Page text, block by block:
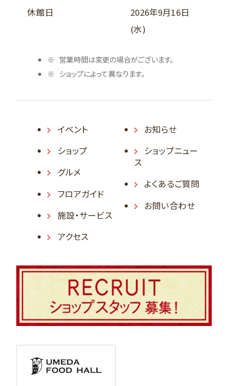
休館日
2026年9月16日
(水)
営業時間は変更の場合がございます。
ショップによって異なります。
イベント
ショップ
グルメ
フロアガイド
施設・サービス
アクセス
お知らせ
ショップニュー
ス
よくあるご質問
お問い合わせ